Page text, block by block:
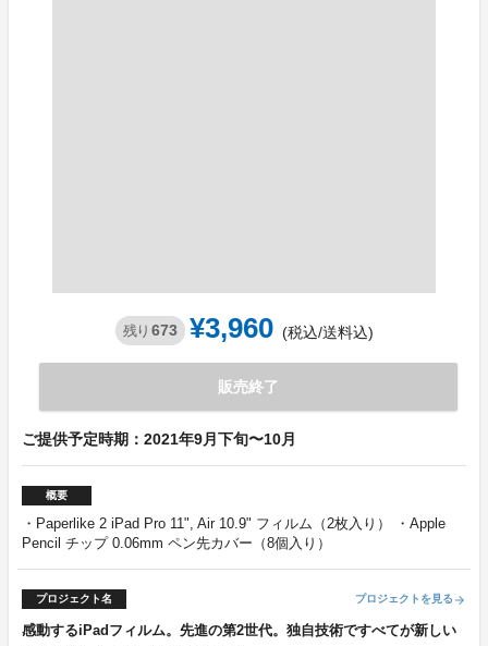
残り 673 ¥3,960 (税込/送料込)
販売終了
ご提供予定時期：2021年9月下旬〜10月
概要
・Paperlike 2 iPad Pro 11", Air 10.9" フィルム（2枚入り） ・Apple
Pencil チップ 0.06mm ペン先カバー（8個入り）
プロジェクト名 プロジェクトを見る arrow_forward
感動するiPadフィルム。先進の第2世代。独自技術ですべてが新しい